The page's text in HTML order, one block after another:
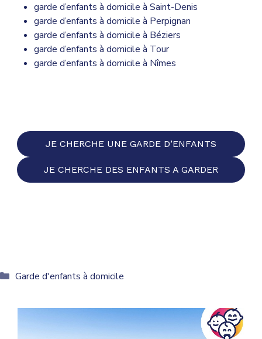
garde d’enfants à domicile à Saint-Denis
garde d’enfants à domicile à Perpignan
garde d’enfants à domicile à Béziers
garde d’enfants à domicile à Tour
garde d’enfants à domicile à Nîmes
JE CHERCHE UNE GARDE D’ENFANTS
JE CHERCHE DES ENFANTS A GARDER
Catégories
Garde d'enfants à domicile